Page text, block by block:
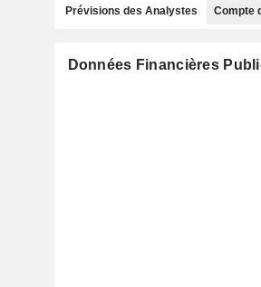
Prévisions des Analystes Compte
Données Financières